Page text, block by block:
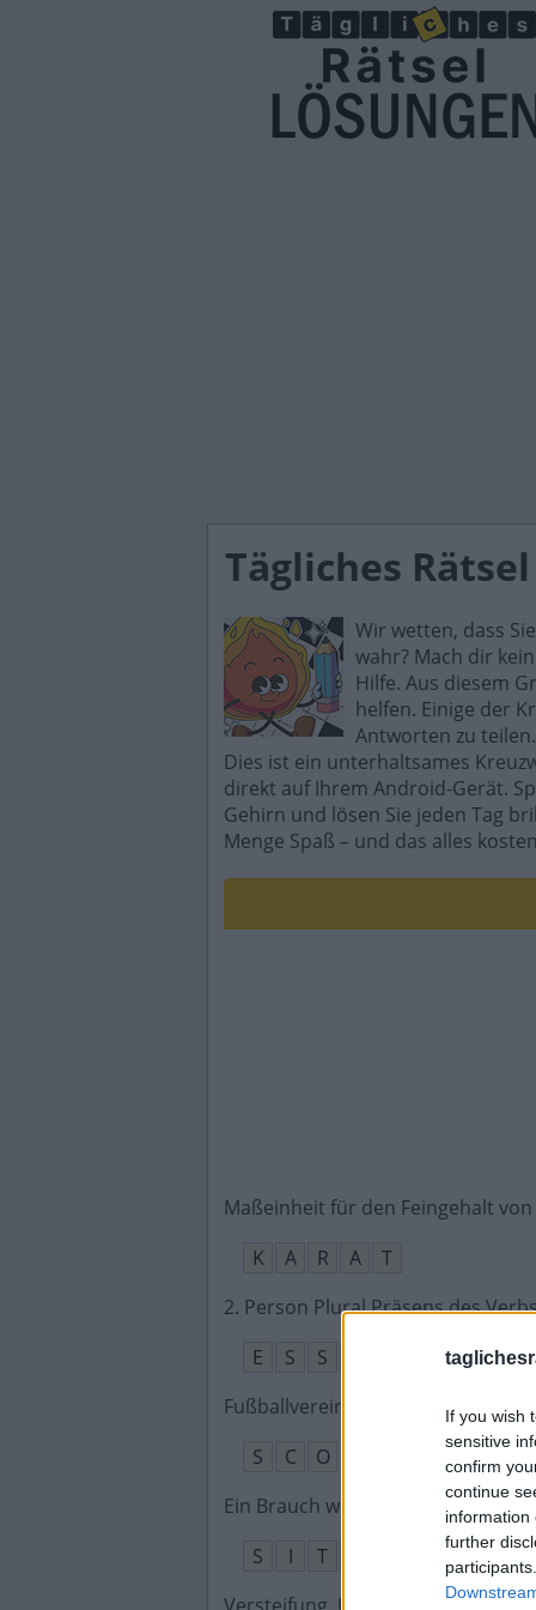
If you wish
sensitive
confirm
continue
information
further
Tägliches
Wir wetten, dass
wahr? Mach dir
Hilfe. Aus diesem
helfen. Einige der
Antworten zu teilen.
Dies ist ein unterhaltsames
direkt auf Ihrem Android-Gerät.
Gehirn und lösen Sie jeden Tag
Menge Spaß – und das alles
Maßeinheit für den Feingehalt
K
A R A
T
2. Person Plural Präsens des
E
S S
Fußballverein in Angers
S
C
O
Ein Brauch wird auch so
S
I T